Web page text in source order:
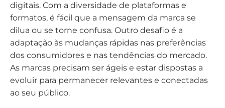
digitais. Com a diversidade de plataformas e
formatos, é fácil que a mensagem da marca se
dilua ou se torne confusa. Outro desafio é a
adaptação às mudanças rápidas nas preferências
dos consumidores e nas tendências do mercado.
As marcas precisam ser ágeis e estar dispostas a
evoluir para permanecer relevantes e conectadas
ao seu público.